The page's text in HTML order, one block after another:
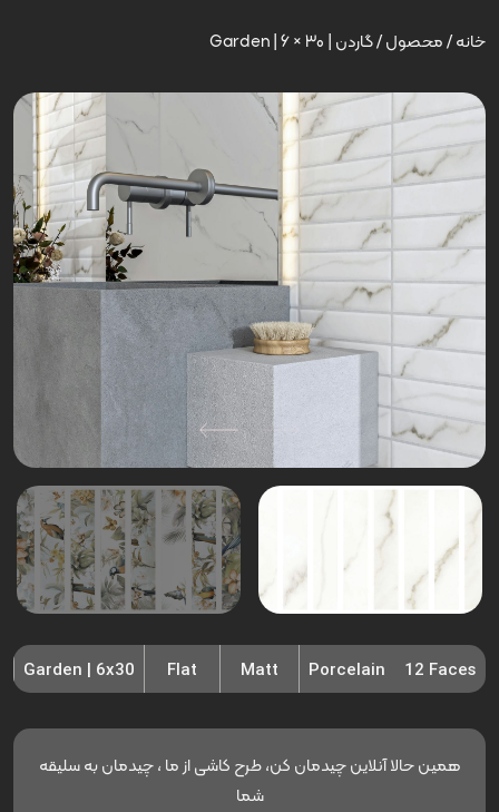
خانه/محصول/گاردن | Garden | 6 × 30
12 Faces
Porcelain
Matt
Flat
Garden | 6x30
همین حالا آنلاین چیدمان کن، طرح کاشی از ما ، چیدمان به سلیقه
شما